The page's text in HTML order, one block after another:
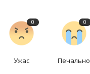
0
Ужас
0
Печально